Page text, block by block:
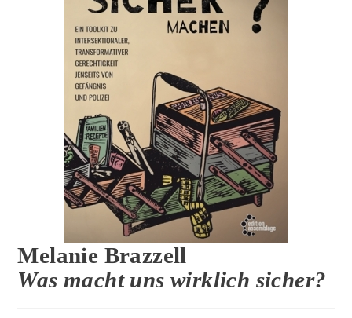
Melanie Brazzell
Was macht uns wirklich sicher?